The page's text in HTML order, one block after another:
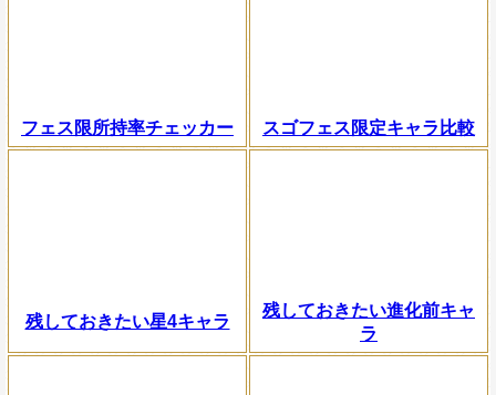
フェス限所持率チェッカー スゴフェス限定キャラ比較
残しておきたい星4キャラ
残しておきたい進化前キャ
ラ